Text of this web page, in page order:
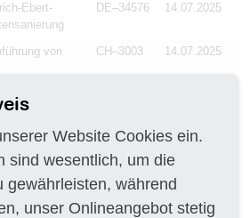
Ebert-
DE–34576 14.07.2025
von
CH–3003 14.07.2025
Umgestaltung
DE–86179 14.07.2025
DE–56410 14.07.2025
Website Cookies ein.
sind wesentlich, um die
gewährleisten, während
unser Onlineangebot stetig